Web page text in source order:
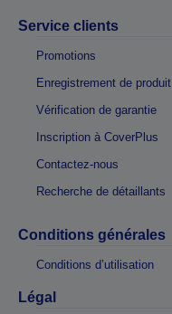
Service clients
Promotions
Enregistrement de produit
Vérification de garantie
Inscription à CoverPlus
Contactez-nous
Recherche de détaillants
Conditions générales
Conditions d’utilisation
Légal